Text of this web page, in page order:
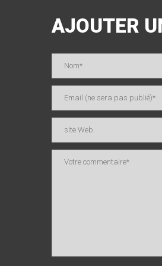
AJOUTER